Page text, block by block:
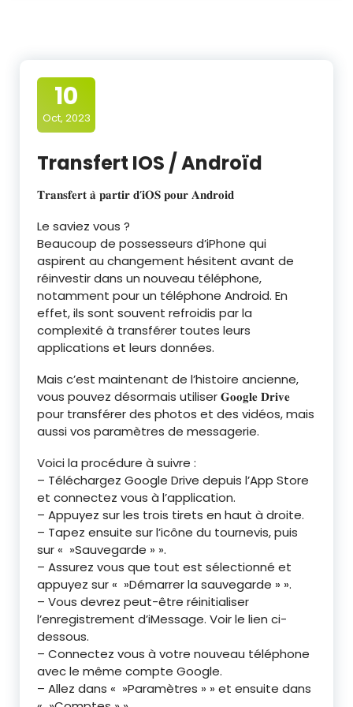
10
Oct, 2023
Transfert IOS / Androïd
𝐓𝐫𝐚𝐧𝐬𝐟𝐞𝐫𝐭 𝐚̀ 𝐩𝐚𝐫𝐭𝐢𝐫 𝐝’𝐢𝐎𝐒 𝐩𝐨𝐮𝐫 𝐀𝐧𝐝𝐫𝐨𝐢𝐝
Le saviez vous ?
Beaucoup de possesseurs d’iPhone qui
aspirent au changement hésitent avant de
réinvestir dans un nouveau téléphone,
notamment pour un téléphone Android. En
effet, ils sont souvent refroidis par la
complexité à transférer toutes leurs
applications et leurs données.
Mais c’est maintenant de l’histoire ancienne,
vous pouvez désormais utiliser 𝐆𝐨𝐨𝐠𝐥𝐞 𝐃𝐫𝐢𝐯𝐞
pour transférer des photos et des vidéos, mais
aussi vos paramètres de messagerie.
Voici la procédure à suivre :
– Téléchargez Google Drive depuis l’App Store
et connectez vous à l’application.
– Appuyez sur les trois tirets en haut à droite.
– Tapez ensuite sur l’icône du tournevis, puis
sur « »Sauvegarde » ».
– Assurez vous que tout est sélectionné et
appuyez sur « »Démarrer la sauvegarde » ».
– Vous devrez peut-être réinitialiser
l’enregistrement d’iMessage. Voir le lien ci-
dessous.
– Connectez vous à votre nouveau téléphone
avec le même compte Google.
– Allez dans « »Paramètres » » et ensuite dans